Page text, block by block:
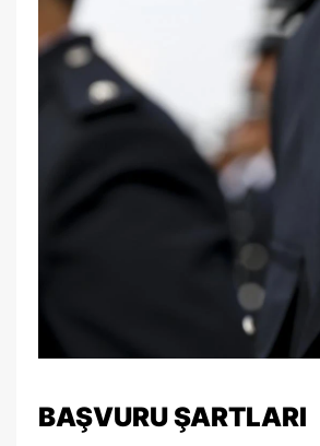
BAŞVURU ŞARTLARI